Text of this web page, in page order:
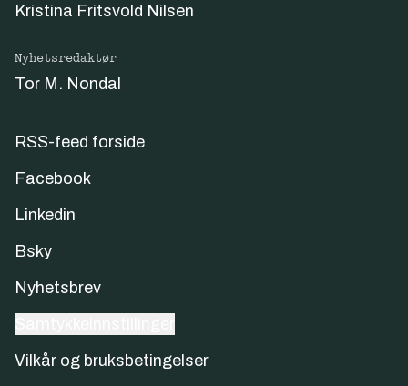
Kristina Fritsvold Nilsen
Nyhetsredaktør
Tor M. Nondal
RSS-feed forside
Facebook
Linkedin
Bsky
Nyhetsbrev
Vilkår og bruksbetingelser